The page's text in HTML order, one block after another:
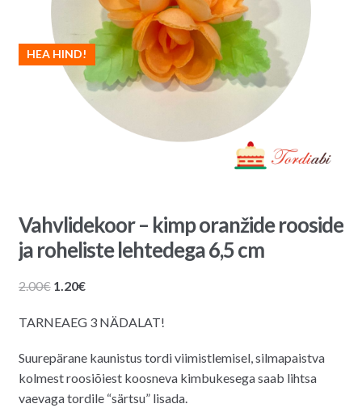
HEA HIND!
Vahvlidekoor – kimp oranžide rooside
ja roheliste lehtedega 6,5 cm
2.00€ Algne
oli:
1.20€Praegune
on:
TARNEAEG 3 NÄDALAT!
Suurepärane kaunistus tordi viimistlemisel, silmapaistva
kolmest roosiõiest koosneva kimbukesega saab lihtsa
vaevaga tordile “särtsu” lisada.